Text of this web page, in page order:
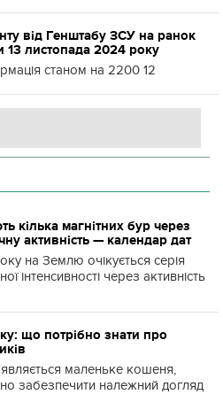
від Генштабу ЗСУ на ранок
13 листопада 2024 року
станом на 2200 12
кілька магнітних бур через
активність — календар дат
на Землю очікується серія
інтенсивності через активність
що потрібно знати про
маленьке кошеня,
забезпечити належний догляд